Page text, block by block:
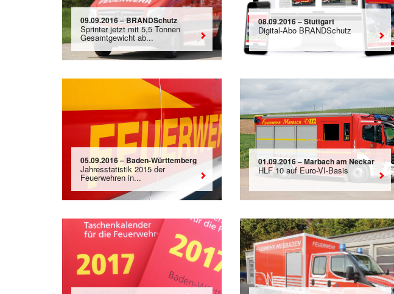
09.09.2016 – BRANDSchutz
Sprinter jetzt mit 5,5 Tonnen
Gesamtgewicht ab...
08.09.2016 – Stuttgart
Digital-Abo BRANDSchutz
05.09.2016 – Baden-Württemberg
Jahresstatistik 2015 der
Feuerwehren in...
01.09.2016 – Marbach am Neckar
HLF 10 auf Euro-VI-Basis